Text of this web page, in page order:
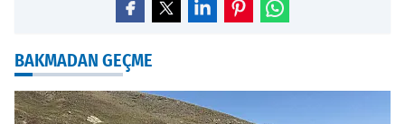
BAKMADAN GEÇME